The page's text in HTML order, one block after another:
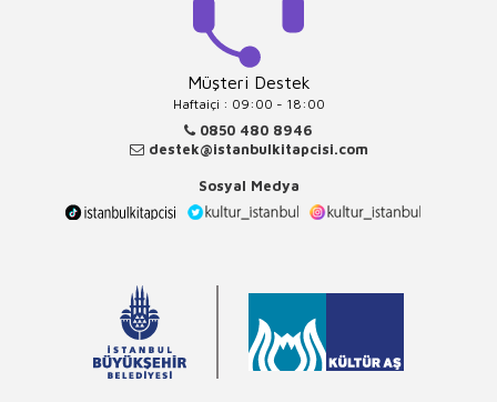
Müşteri Destek
Haftaiçi : 09:00 - 18:00
0850 480 8946
destek@istanbulkitapcisi.com
Sosyal Medya